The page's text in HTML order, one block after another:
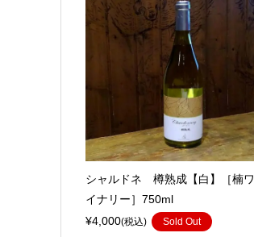
シャルドネ 樽熟成【白】［楠ワ
イナリー］750ml
¥4,000(税込) Sold Out